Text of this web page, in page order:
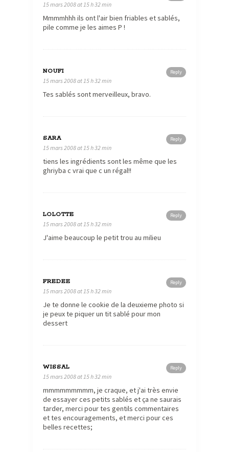
15 mars 2008 at 15 h 32 min
Mmmmhhh ils ont l'air bien friables et sablés,
pile comme je les aimes P !
Reply
NOUFI
15 mars 2008 at 15 h 32 min
Tes sablés sont merveilleux, bravo.
Reply
SARA
15 mars 2008 at 15 h 32 min
tiens les ingrédients sont les même que les
ghriyba c vrai que c un régal!!
Reply
LOLOTTE
15 mars 2008 at 15 h 32 min
J'aime beaucoup le petit trou au milieu
Reply
FREDEE
15 mars 2008 at 15 h 32 min
Je te donne le cookie de la deuxieme photo si
je peux te piquer un tit sablé pour mon
dessert
Reply
WISSAL
15 mars 2008 at 15 h 32 min
mmmmmmmmm, je craque, et j'ai très envie
de essayer ces petits sablés et ça ne saurais
tarder, merci pour tes gentils commentaires
et tes encouragements, et merci pour ces
belles recettes;